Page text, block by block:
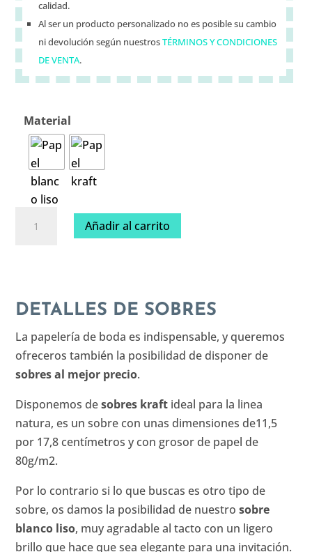
calidad.
Al ser un producto personalizado no es posible su cambio
ni devolución según nuestrosTÉRMINOS Y CONDICIONES
DE VENTA.
Material
cantidad
Añadir al carrito
DETALLES DE SOBRES
La papelería de boda es indispensable, y queremos
ofreceros también la posibilidad de disponer de
sobres al mejor precio.
Disponemos desobres kraft ideal para la linea
natura, es un sobre con unas dimensiones de11,5
por 17,8 centímetros y con grosor de papel de
80g/m2.
Por lo contrario si lo que buscas es otro tipo de
sobre, os damos la posibilidad de nuestro sobre
blanco liso, muy agradable al tacto con un ligero
brillo que hace que sea elegante para una invitación.